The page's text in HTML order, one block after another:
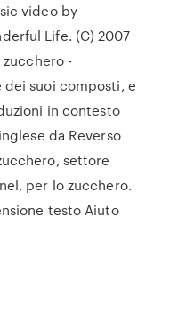
video by
Life. (C) 2007
zucchero -
dei suoi composti, e
in contesto
da Reverso
settore
per lo zucchero.
testo Aiuto